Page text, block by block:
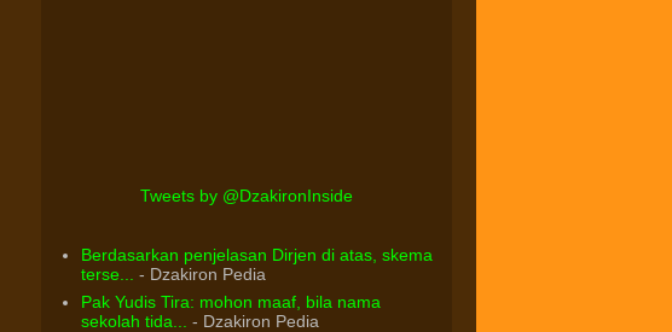
Tweets by @DzakironInside
Berdasarkan penjelasan Dirjen di atas, skema
terse...
- Dzakiron Pedia
Pak Yudis Tira: mohon maaf, bila nama
sekolah tida...
- Dzakiron Pedia